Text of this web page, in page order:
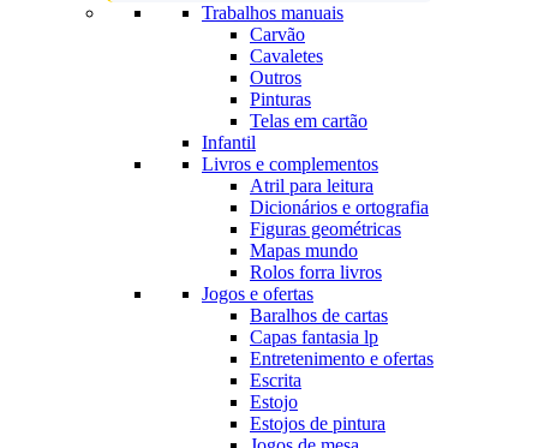
Trabalhos manuais
Carvão
Cavaletes
Outros
Pinturas
Telas em cartão
Infantil
Livros e complementos
Atril para leitura
Dicionários e ortografia
Figuras geométricas
Mapas mundo
Rolos forra livros
Jogos e ofertas
Baralhos de cartas
Capas fantasia lp
Entretenimento e ofertas
Escrita
Estojo
Estojos de pintura